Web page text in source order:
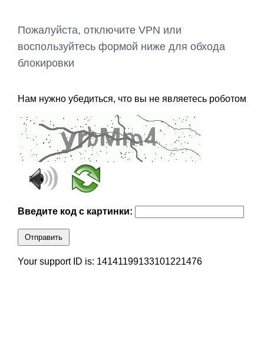
Пожалуйста, отключите VPN или
воспользуйтесь формой ниже для обхода
блокировки
Нам нужно убедиться, что вы не являетесь роботом
Введите код с картинки:
Отправить
Your support ID is: 14141199133101221476